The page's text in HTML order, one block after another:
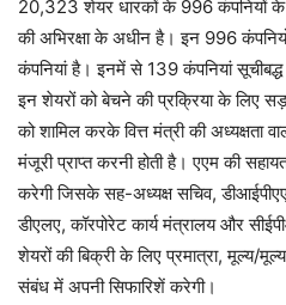
20,323 शेयर धारकों के 996 कंपनियों
की अभिरक्षा के अधीन है। इन 996
कंपनियां है। इनमें से 139 कंपनियां
इन शेयरों को बेचने की प्रक्रिया के लिए
को शामिल करके वित्त मंत्री की अध्यक्षता
मंजूरी प्राप्त करनी होती है। एएम की
करेगी जिसके सह-अध्यक्ष सचिव,
डीएलए, कॉरपोरेट कार्य मंत्रालय और
शेयरों की बिक्री के लिए प्रमात्रा, मूल्य/
संबंध में अपनी सिफारिशें करेगी।